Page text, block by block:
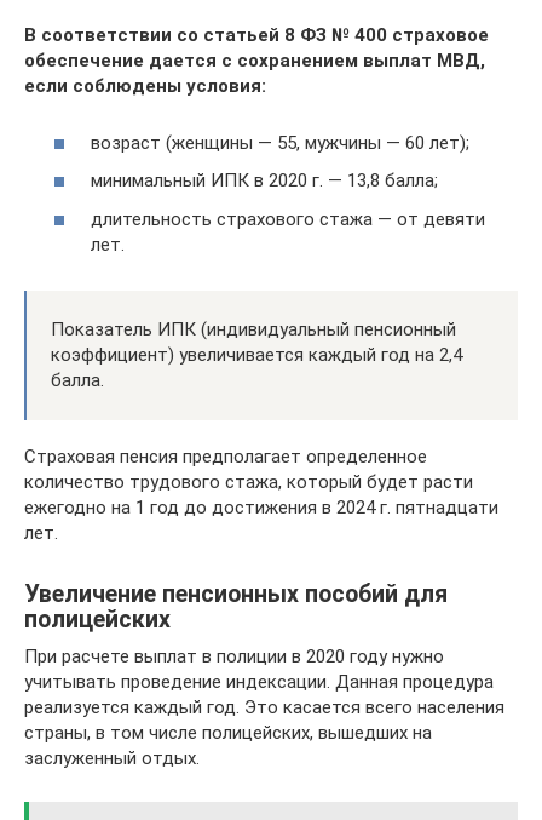
В соответствии со статьей 8 ФЗ № 400 страховое
обеспечение дается с сохранением выплат МВД,
если соблюдены условия:
возраст (женщины — 55, мужчины — 60 лет);
минимальный ИПК в 2020 г. — 13,8 балла;
длительность страхового стажа — от девяти
лет.
Показатель ИПК (индивидуальный пенсионный
коэффициент) увеличивается каждый год на 2,4
балла.
Страховая пенсия предполагает определенное
количество трудового стажа, который будет расти
ежегодно на 1 год до достижения в 2024 г. пятнадцати
лет.
Увеличение пенсионных пособий для
полицейских
При расчете выплат в полиции в 2020 году нужно
учитывать проведение индексации. Данная процедура
реализуется каждый год. Это касается всего населения
страны, в том числе полицейских, вышедших на
заслуженный отдых.